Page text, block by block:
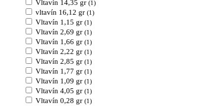
Vltavín 14,35 gr (1)
vltavín 16,12 gr (1)
Vltavín 1,15 gr (1)
Vltavín 2,69 gr (1)
Vltavín 1,66 gr (1)
Vltavín 2,22 gr (1)
Vltavín 2,85 gr (1)
Vltavín 1,77 gr (1)
Vltavín 1,09 gr (1)
Vltavín 4,05 gr (1)
Vltavín 0,28 gr (1)